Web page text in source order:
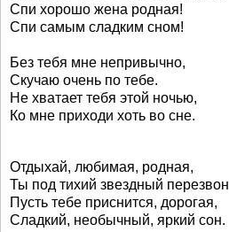
Спи хорошо жена родная!
Спи самым сладким сном!
Без тебя мне непривычно,
Скучаю очень по тебе.
Не хватает тебя этой ночью,
Ко мне приходи хоть во сне.
Отдыхай, любимая, родная,
Ты под тихий звездный перезвон
Пусть тебе приснится, дорогая,
Сладкий, необычный, яркий сон.